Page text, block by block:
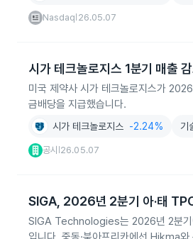
Nasdaq 26.05.07
시가 테크놀로지스 1분기 매출 감
미국 제약사 시가 테크놀로지스가
금배당을 지급했습니다.
시가 테크놀로지스 -2.24% 기
공시 26.05.07
SIGA, 2026년 2분기 아·태
SIGA Technologies는 2026년 2분기